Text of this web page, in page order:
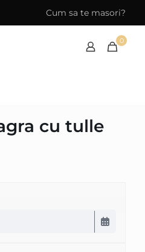
Cum sa te masori?
0
cu tulle